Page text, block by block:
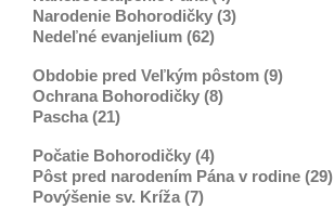
Narodenie Bohorodičky (3)
Nedeľné evanjelium (62)
Obdobie pred Veľkým pôstom (9)
Ochrana Bohorodičky (8)
Pascha (21)
Počatie Bohorodičky (4)
Pôst pred narodením Pána v rodine (29)
Povýšenie sv. Kríža (7)